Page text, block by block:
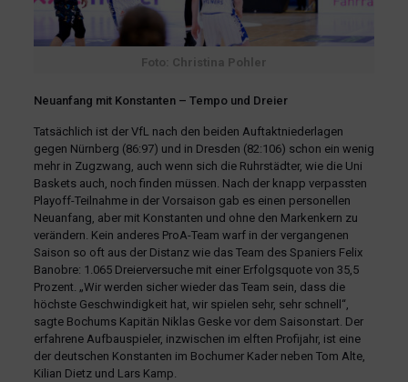
Foto: Christina Pohler
Neuanfang mit Konstanten – Tempo und Dreier
Tatsächlich ist der VfL nach den beiden Auftaktniederlagen
gegen Nürnberg (86:97) und in Dresden (82:106) schon ein wenig
mehr in Zugzwang, auch wenn sich die Ruhrstädter, wie die Uni
Baskets auch, noch finden müssen. Nach der knapp verpassten
Playoff-Teilnahme in der Vorsaison gab es einen personellen
Neuanfang, aber mit Konstanten und ohne den Markenkern zu
verändern. Kein anderes ProA-Team warf in der vergangenen
Saison so oft aus der Distanz wie das Team des Spaniers Felix
Banobre: 1.065 Dreierversuche mit einer Erfolgsquote von 35,5
Prozent. „Wir werden sicher wieder das Team sein, dass die
höchste Geschwindigkeit hat, wir spielen sehr, sehr schnell“,
sagte Bochums Kapitän Niklas Geske vor dem Saisonstart. Der
erfahrene Aufbauspieler, inzwischen im elften Profijahr, ist eine
der deutschen Konstanten im Bochumer Kader neben Tom Alte,
Kilian Dietz und Lars Kamp.